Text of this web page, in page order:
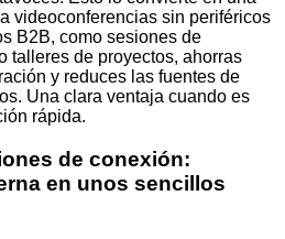
videoconferencias sin periféricos
B2B, como sesiones de
talleres de proyectos, ahorras
y reduces las fuentes de
Una clara ventaja cuando es
rápida.
de conexión:
en unos sencillos